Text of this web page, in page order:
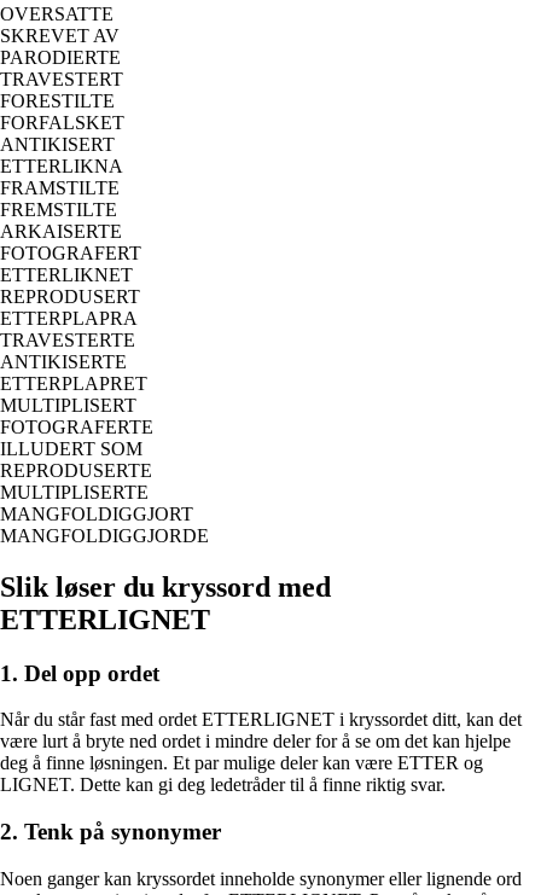
OVERSATTE
SKREVET AV
PARODIERTE
TRAVESTERT
FORESTILTE
FORFALSKET
ANTIKISERT
ETTERLIKNA
FRAMSTILTE
FREMSTILTE
ARKAISERTE
FOTOGRAFERT
ETTERLIKNET
REPRODUSERT
ETTERPLAPRA
TRAVESTERTE
ANTIKISERTE
ETTERPLAPRET
MULTIPLISERT
FOTOGRAFERTE
ILLUDERT SOM
REPRODUSERTE
MULTIPLISERTE
MANGFOLDIGGJORT
MANGFOLDIGGJORDE
Slik løser du kryssord med
ETTERLIGNET
1. Del opp ordet
Når du står fast med ordet ETTERLIGNET i kryssordet ditt, kan det
være lurt å bryte ned ordet i mindre deler for å se om det kan hjelpe
deg å finne løsningen. Et par mulige deler kan være ETTER og
LIGNET. Dette kan gi deg ledetråder til å finne riktig svar.
2. Tenk på synonymer
Noen ganger kan kryssordet inneholde synonymer eller lignende ord